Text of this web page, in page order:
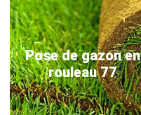
Pose de gazon en
rouleau 77